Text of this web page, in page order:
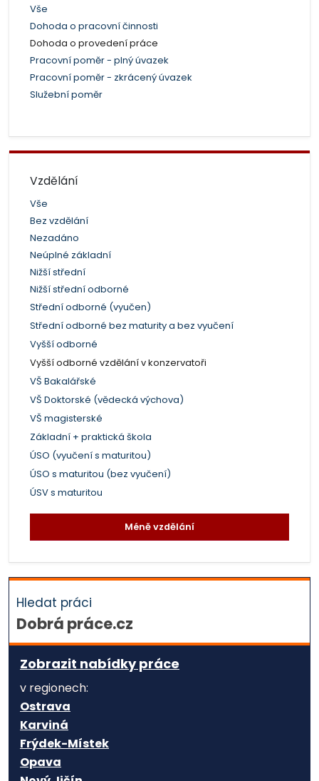
Vše
Dohoda o pracovní činnosti
Dohoda o provedení práce
Pracovní poměr - plný úvazek
Pracovní poměr - zkrácený úvazek
Služební poměr
Vzdělání
Vše
Bez vzdělání
Nezadáno
Neúplné základní
Nižší střední
Nižší střední odborné
Střední odborné (vyučen)
Střední odborné bez maturity a bez vyučení
Vyšší odborné
Vyšší odborné vzdělání v konzervatoři
VŠ Bakalářské
VŠ Doktorské (vědecká výchova)
VŠ magisterské
Základní + praktická škola
ÚSO (vyučení s maturitou)
ÚSO s maturitou (bez vyučení)
ÚSV s maturitou
Méně vzdělání
Hledat práci
Dobrá práce.cz
Zobrazit nabídky práce
v regionech:
Ostrava
Karviná
Frýdek-Místek
Opava